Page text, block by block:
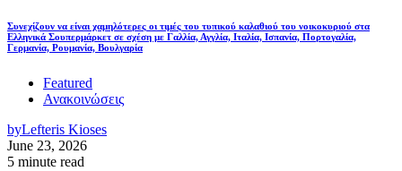
Συνεχίζουν να είναι χαμηλότερες οι τιμές του τυπικού καλαθιού του νοικοκυριού στα
Ελληνικά Σουπερμάρκετ σε σχέση με Γαλλία, Αγγλία, Ιταλία, Ισπανία, Πορτογαλία,
Γερμανία, Ρουμανία, Βουλγαρία
Featured
Ανακοινώσεις
byLefteris Kioses
June 23, 2026
5 minute read